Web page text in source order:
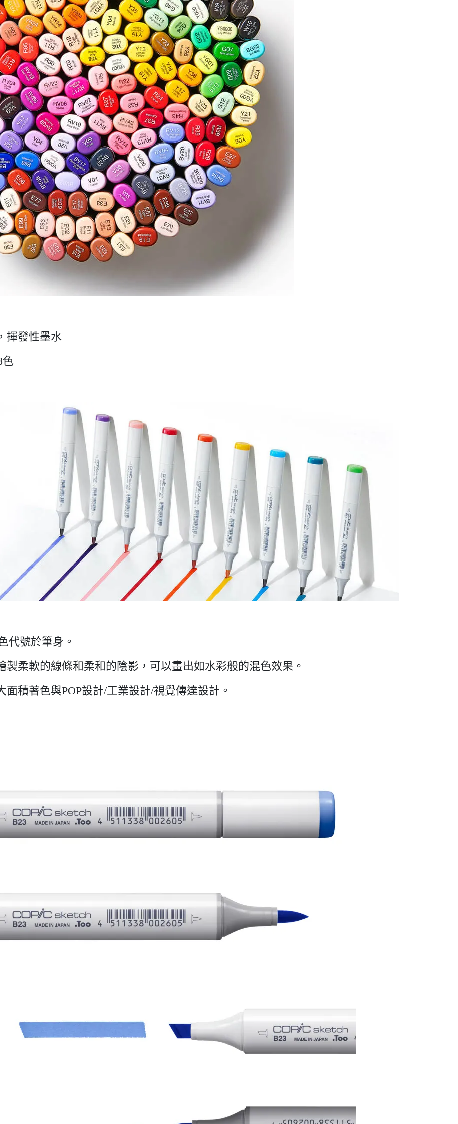
揮發性墨水
色
代號於筆身。
柔軟的線條和柔和的陰影，可以畫出如水彩般的混色效果。
積著色與POP設計/工業設計/視覺傳達設計。